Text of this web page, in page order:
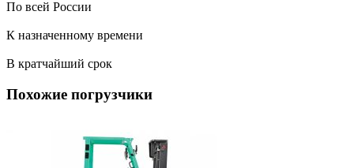
По всей России
К назначенному времени
В кратчайший срок
Похожие погрузчики